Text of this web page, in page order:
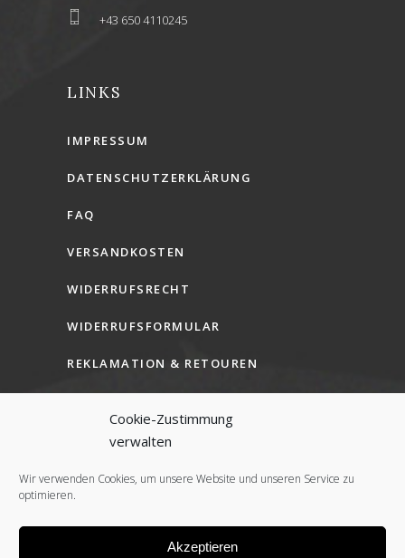
Cookie-Zustimmung
verwalten
Wir verwenden Cookies, um unsere Website und unseren Service zu
optimieren.
Akzeptieren
+43 650 4110245
LINKS
IMPRESSUM
DATENSCHUTZERKLÄRUNG
FAQ
VERSANDKOSTEN
WIDERRUFSRECHT
WIDERRUFSFORMULAR
REKLAMATION & RETOUREN
AGB (B2B)
COOKIE-RICHTLINIE (EU)